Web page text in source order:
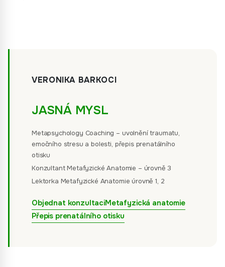
VERONIKA BARKOCI
JASNÁ MYSL
Metapsychology Coaching – uvolnění traumatu,
emočního stresu a bolesti, přepis prenatálního
otisku
Konzultant Metafyzické Anatomie – úrovně 3
Lektorka Metafyzické Anatomie úrovně 1, 2
Objednat konzultaciMetafyzická anatomie
Přepis prenatálního otisku